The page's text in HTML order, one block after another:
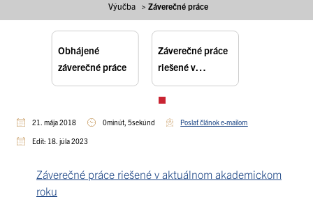
Výučba > Záverečné práce
Obhájené
záverečné práce
Záverečné práce
riešené v
aktuálnom
akademickom
roku
21. mája 2018 0minút, 5sekúnd Poslať článok e-mailom
Edit: 18. júla 2023
Záverečné práce riešené v aktuálnom akademickom
roku